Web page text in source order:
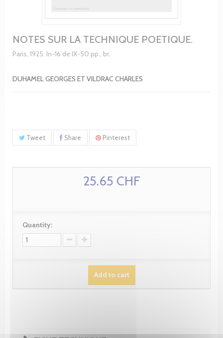
NOTES SUR LA TECHNIQUE POETIQUE.
Paris, 1925. In-16 de IX-50 pp., br.
DUHAMEL GEORGES ET VILDRAC CHARLES
Tweet Share Pinterest
25.65 CHF
Quantity:
Add to cart